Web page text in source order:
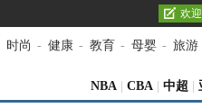
欢
时尚 - 健康 - 教育 - 母婴 - 旅游
NBA CBA 中超